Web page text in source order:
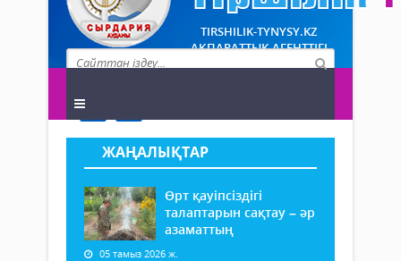
TIRSHILIK-TYNYSY.KZ
АҚПАРАТТЫҚ АГЕНТТІГІ
ЖАҢАЛЫҚТАР
Өрт қауіпсіздігі
талаптарын сақтау – әр
азаматтың
05 тамыз 2026 ж.